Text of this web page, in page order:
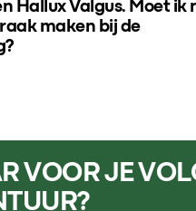
Hallux Valgus. Moet ik
maken bij de
VOOR JE